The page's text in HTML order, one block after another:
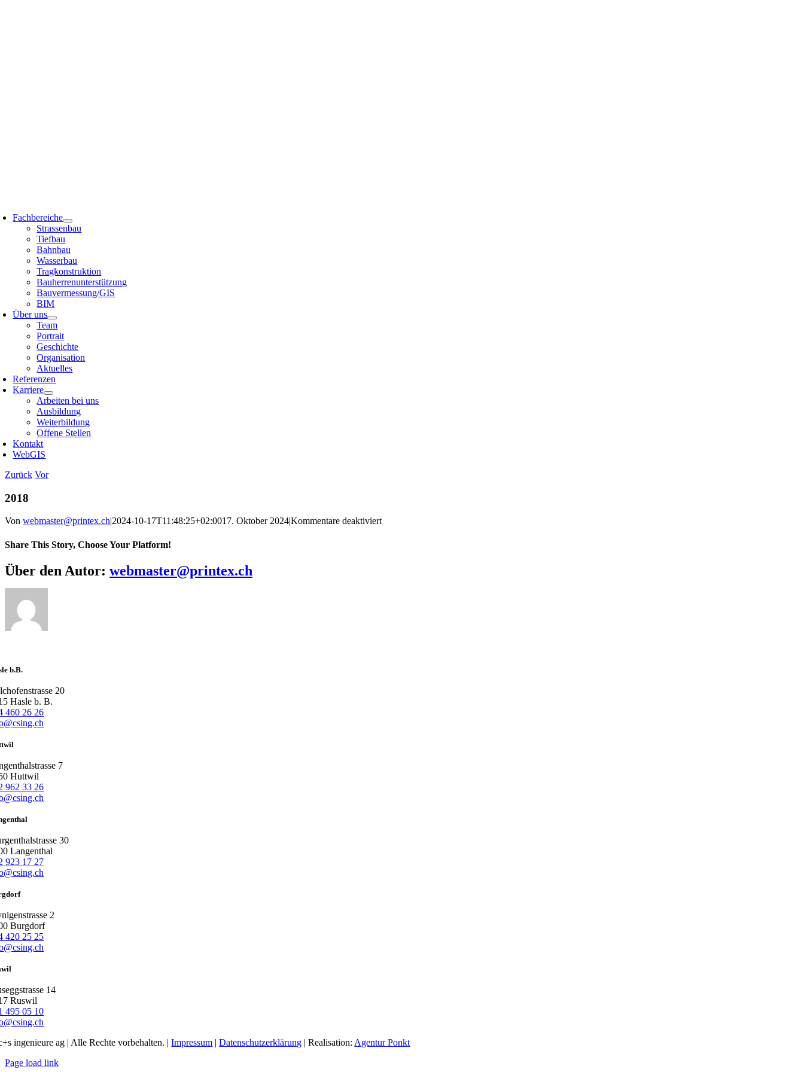
Fachbereiche
Strassenbau
Tiefbau
Bahnbau
Wasserbau
Tragkonstruktion
Bauherrenunterstützung
Bauvermessung/GIS
BIM
Über uns
Team
Portrait
Geschichte
Organisation
Aktuelles
Referenzen
Karriere
Arbeiten bei uns
Ausbildung
Weiterbildung
Offene Stellen
Kontakt
WebGIS
Zurück Vor
2018
Von webmaster@printex.ch|2024-10-17T11:48:25+02:0017. Oktober 2024|Kommentare deaktiviertfür
Share This Story, Choose Your Platform!
Facebook
X
Reddit
LinkedIn
WhatsApp
Telegram
Tumblr
Pinterest
Vk
Xing
E-
Mail
Über den Autor: webmaster@printex.ch
b.B.
20
Hasle b. B.
460 26 26
7
Huttwil
962 33 26
30
Langenthal
923 17 27
2
Burgdorf
420 25 25
14
Ruswil
495 05 10
ingenieure ag | Alle Rechte vorbehalten. |Impressum |Datenschutzerklärung | Realisation: Agentur Ponkt
Page load link